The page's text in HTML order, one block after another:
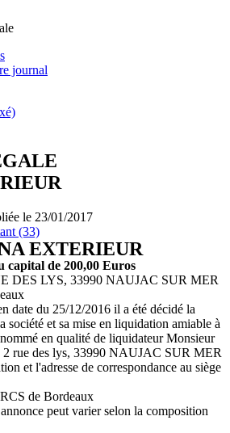
journal
le 23/01/2017
(33)
EXTERIEUR
capital de 200,00 Euros
DES LYS, 33990 NAUJAC SUR MER
date du 25/12/2016 il a été décidé la
société et sa mise en liquidation amiable à
en qualité de liquidateur Monsieur
2 rue des lys, 33990 NAUJAC SUR MER
et l'adresse de correspondance au siège
de Bordeaux
peut varier selon la composition